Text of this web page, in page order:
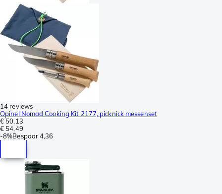
14 reviews
Opinel Nomad Cooking Kit 2177, picknick messenset
€ 50,13
€ 54,49
-8%Bespaar4,36